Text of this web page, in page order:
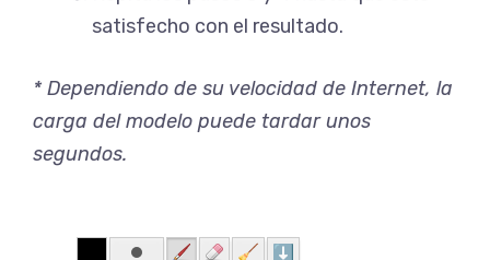
satisfecho con el resultado.
* Dependiendo de su velocidad de Internet, la
carga del modelo puede tardar unos
segundos.